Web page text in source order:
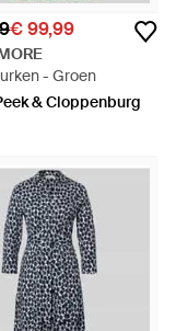
€ 99,99
- Groen
& Cloppenburg